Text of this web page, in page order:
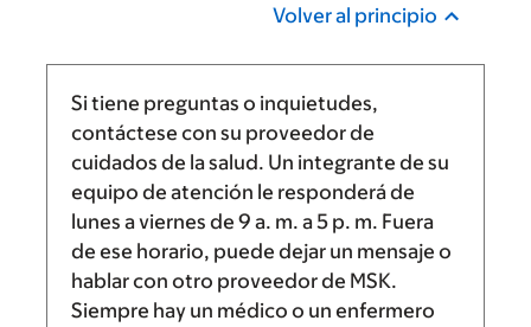
Volver al principio
Si tiene preguntas o inquietudes,
contáctese con su proveedor de
cuidados de la salud. Un integrante de su
equipo de atención le responderá de
lunes a viernes de 9 a. m. a5 p. m. Fuera
de ese horario, puede dejar un mensaje o
hablar con otro proveedor de MSK.
Siempre hay un médico o un enfermero